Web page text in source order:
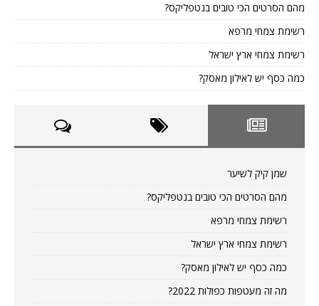
מהם הסרטים הכי טובים בנטפליקס?
רשימת צמחי מרפא
רשימת צמחי ארץ ישראל
כמה כסף יש לאילון מאסק?
שמן קיק לשיער
מהם הסרטים הכי טובים בנטפליקס?
רשימת צמחי מרפא
רשימת צמחי ארץ ישראל
כמה כסף יש לאילון מאסק?
מה זה מעטפות כפולות 2022?